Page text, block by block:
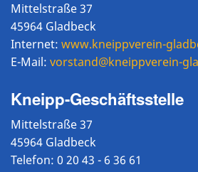
Mittelstraße 37
45964 Gladbeck
Internet: www.kneippverein-
E-Mail: vorstand@kneippverein-
Kneipp-Geschäftsstelle
Mittelstraße 37
45964 Gladbeck
Telefon: 0 20 43 - 6 36 61